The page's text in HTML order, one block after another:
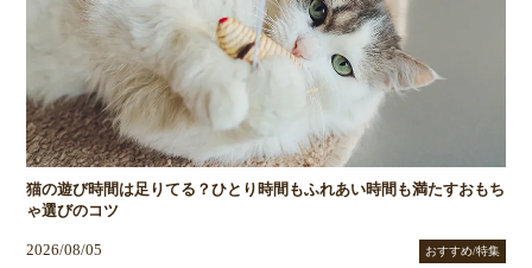
猫の遊び時間は足りてる？ひとり時間もふれあい時間も満たすおもち
ゃ選びのコツ
2026/08/05 おすすめ/特集